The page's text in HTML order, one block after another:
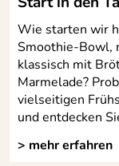
Verifizierte
diese kleine
einen schnellen
Kaufdatum:
Brigitte
*****
Verifizierte
Wie starten wir
Smoothie-Bowl,
klassisch mit
Marmelade?
vielseitigen
und entdecken
> mehr erfahren